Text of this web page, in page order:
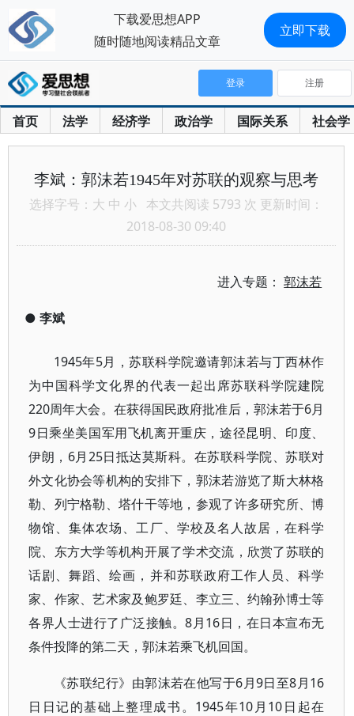
首页 法学 经济学 政治学 国际关系 社会学
登录 注册
李斌：郭沫若1945年对苏联的观察与思考
选择字号： 大 中 小 本文共阅读 5793 次 更新时间：
2018-08-30 09:40
进入专题：郭沫若
● 李斌
1945年5月，苏联科学院邀请郭沫若与丁西林作
为中国科学文化界的代表一起出席苏联科学院建院
220周年大会。在获得国民政府批准后，郭沫若于6月
9日乘坐美国军用飞机离开重庆，途径昆明、印度、
伊朗，6月25日抵达莫斯科。在苏联科学院、苏联对
外文化协会等机构的安排下，郭沫若游览了斯大林格
勒、列宁格勒、塔什干等地，参观了许多研究所、博
物馆、集体农场、工厂、学校及名人故居，在科学
院、东方大学等机构开展了学术交流，欣赏了苏联的
话剧、舞蹈、绘画，并和苏联政府工作人员、科学
家、作家、艺术家及鲍罗廷、李立三、约翰孙博士等
各界人士进行了广泛接触。8月16日，在日本宣布无
条件投降的第二天，郭沫若乘飞机回国。
《苏联纪行》由郭沫若在他写于6月9日至8月16
日日记的基础上整理成书。1945年10月10日起在
下载爱思想APP
随时随地阅读精品文章
立即下载